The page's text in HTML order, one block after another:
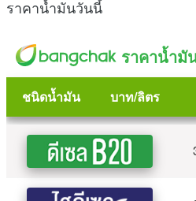
ราคาน้ำมันวันนี้